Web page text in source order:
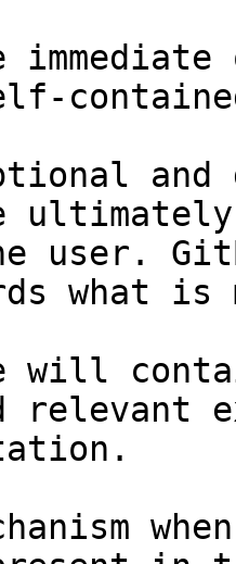
and
user.
what
will
relevant